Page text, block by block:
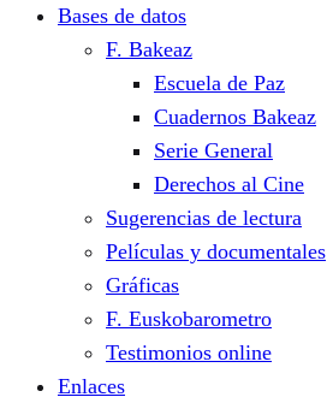
Bases de datos
F. Bakeaz
Escuela de Paz
Cuadernos Bakeaz
Serie General
Derechos al Cine
Sugerencias de lectura
Películas y documentales
Gráficas
F. Euskobarometro
Testimonios online
Enlaces